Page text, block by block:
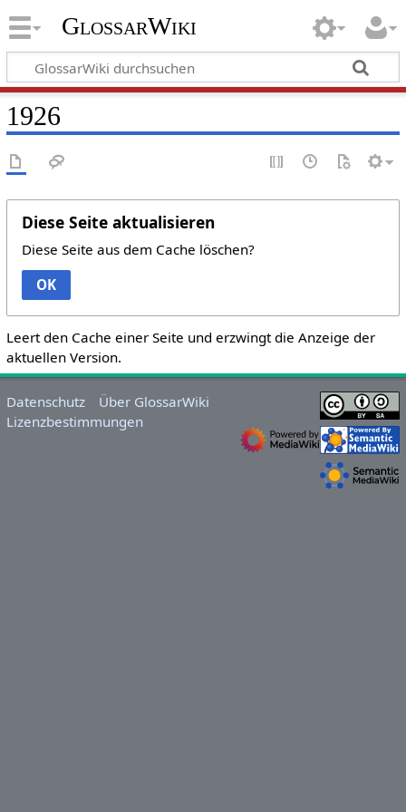
GlossarWiki
1926
Diese Seite aktualisieren
Diese Seite aus dem Cache löschen?
OK
Leert den Cache einer Seite und erzwingt die Anzeige der
aktuellen Version.
Datenschutz
Über GlossarWiki
Lizenzbestimmungen